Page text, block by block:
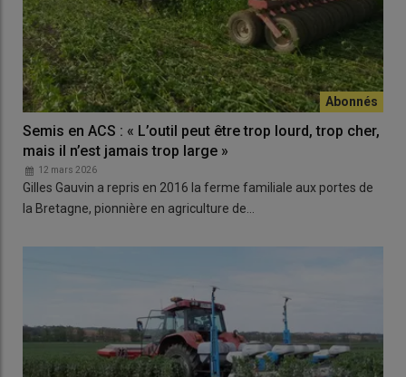
Semis en ACS : « L’outil peut être trop lourd, trop cher,
mais il n’est jamais trop large »
12 mars 2026
Gilles Gauvin a repris en 2016 la ferme familiale aux portes de
la Bretagne, pionnière en agriculture de…